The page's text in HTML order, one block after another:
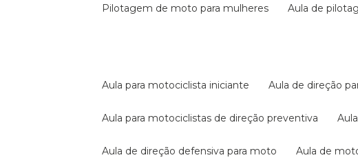
pilotagem de moto para mulheres aula de
aula para motociclista iniciante aula de direção
aula para motociclistas de direção preventiva
aula de direção defensiva para moto aula de